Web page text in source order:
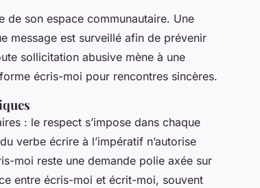
de son espace communautaire. Une
message est surveillé afin de prévenir
sollicitation abusive mène à une
écris-moi pour rencontres sincères.
: le respect s’impose dans chaque
verbe écrire à l’impératif n’autorise
moi reste une demande polie axée sur
entre écris-moi et écrit-moi, souvent